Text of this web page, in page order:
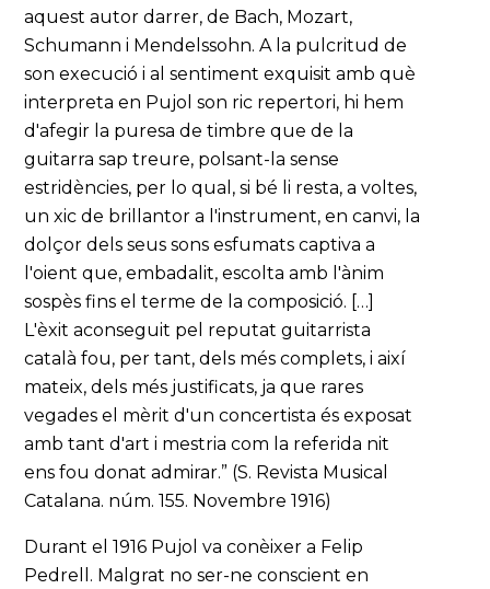
aquest autor darrer, de Bach, Mozart,
Schumann i Mendelssohn. A la pulcritud de
son execució i al sentiment exquisit amb què
interpreta en Pujol son ric repertori, hi hem
d'afegir la puresa de timbre que de la
guitarra sap treure, polsant-la sense
estridències, per lo qual, si bé li resta, a voltes,
un xic de brillantor a l'instrument, en canvi, la
dolçor dels seus sons esfumats captiva a
l'oient que, embadalit, escolta amb l'ànim
sospès fins el terme de la composició. […]
L'èxit aconseguit pel reputat guitarrista
català fou, per tant, dels més complets, i així
mateix, dels més justificats, ja que rares
vegades el mèrit d'un concertista és exposat
amb tant d'art i mestria com la referida nit
ens fou donat admirar.” (S. Revista Musical
Catalana. núm. 155. Novembre 1916)
Durant el 1916 Pujol va conèixer a Felip
Pedrell. Malgrat no ser-ne conscient en